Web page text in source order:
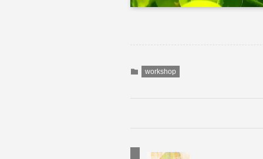
workshop